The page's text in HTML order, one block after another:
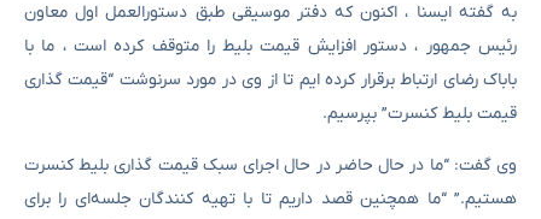
به گفته ایسنا ، اکنون که دفتر موسیقی طبق دستورالعمل اول معاون
رئیس جمهور ، دستور افزایش قیمت بلیط را متوقف کرده است ، ما با
باباک رضای ارتباط برقرار کرده ایم تا از وی در مورد سرنوشت “قیمت گذاری
قیمت بلیط کنسرت” بپرسیم.
وی گفت: “ما در حال حاضر در حال اجرای سبک قیمت گذاری بلیط کنسرت
هستیم.” “ما همچنین قصد داریم تا با تهیه کنندگان جلسه‌ای را برای